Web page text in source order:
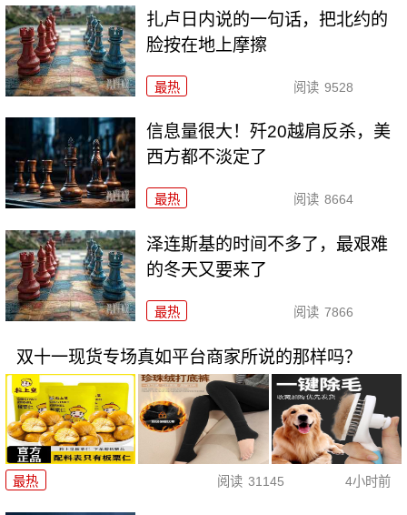
扎卢日内说的一句话，把北约的
脸按在地上摩擦
最热 阅读 9528
信息量很大！歼20越肩反杀，美
西方都不淡定了
最热 阅读 8664
泽连斯基的时间不多了，最艰难
的冬天又要来了
最热 阅读 7866
双十一现货专场真如平台商家所说的那样吗？
最热 阅读 31145 4小时前